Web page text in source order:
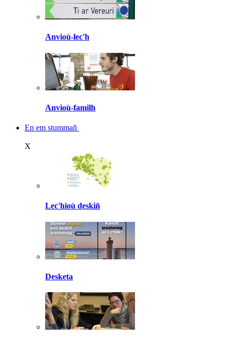
Anvioù-lec'h
Anvioù-familh
En em stummañ
X
Lec'hioù deskiñ
Desketa